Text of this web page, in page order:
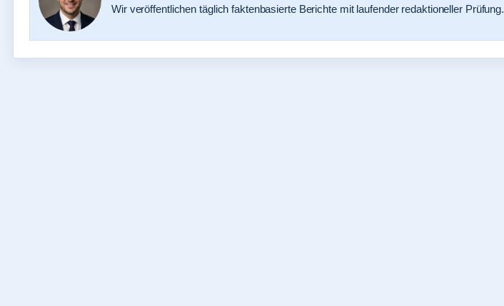
Wir veröffentlichen täglich faktenbasierte Berichte mit laufender redaktioneller Prüfung.